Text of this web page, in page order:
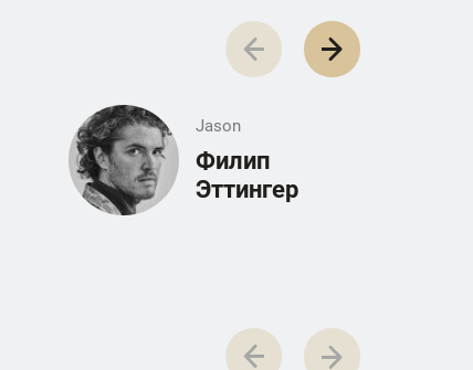
Jason
Филип
Эттингер